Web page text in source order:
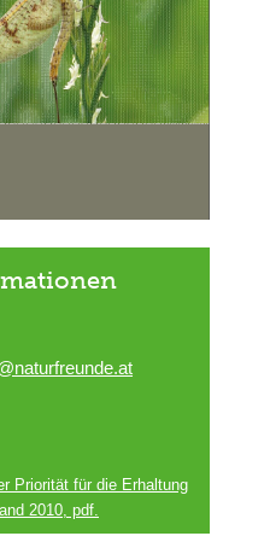
Priorität für die Erhaltung
2010, pdf.